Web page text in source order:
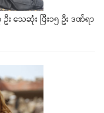
သေဆုံး ပြီး၁၅ ဦး ဒဏ်ရာ